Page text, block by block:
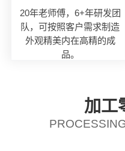
20年老师傅，6+年研发团
队，可按照客户需求制造
外观精美内在高精的成
品。
加工